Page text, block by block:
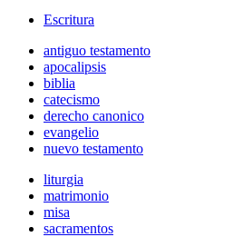
Escritura
antiguo testamento
apocalipsis
biblia
catecismo
derecho canonico
evangelio
nuevo testamento
liturgia
matrimonio
misa
sacramentos